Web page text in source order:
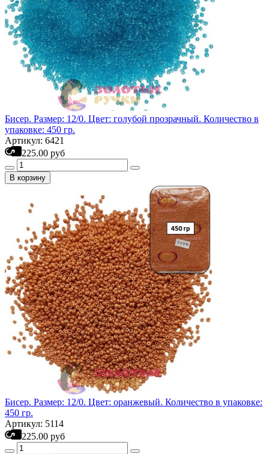
Бисер. Размер: 12/0. Цвет: голубой прозрачный. Количество в
упаковке: 450 гр.
Артикул: 6421
225.00 руб
В корзину
Бисер. Размер: 12/0. Цвет: оранжевый. Количество в упаковке:
450 гр.
Артикул: 5114
225.00 руб